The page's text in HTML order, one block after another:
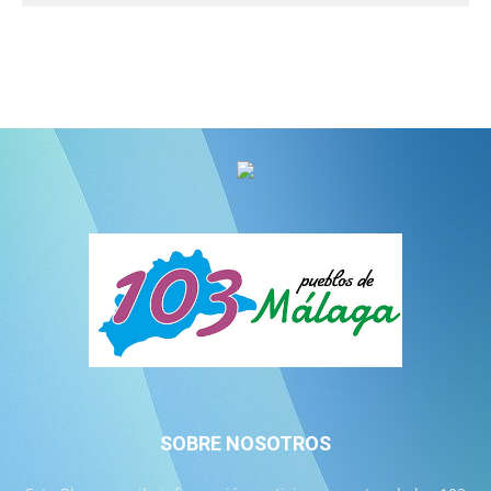
SOBRE NOSOTROS